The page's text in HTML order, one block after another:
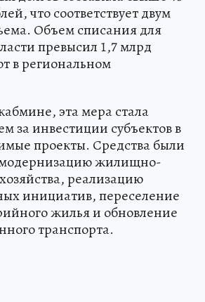
что соответствует двум
Объем списания для
превысил 1,7 млрд
в региональном
эта мера стала
за инвестиции субъектов в
проекты. Средства были
жилищно-
реализацию
инициатив, переселение
жилья и обновление
транспорта.